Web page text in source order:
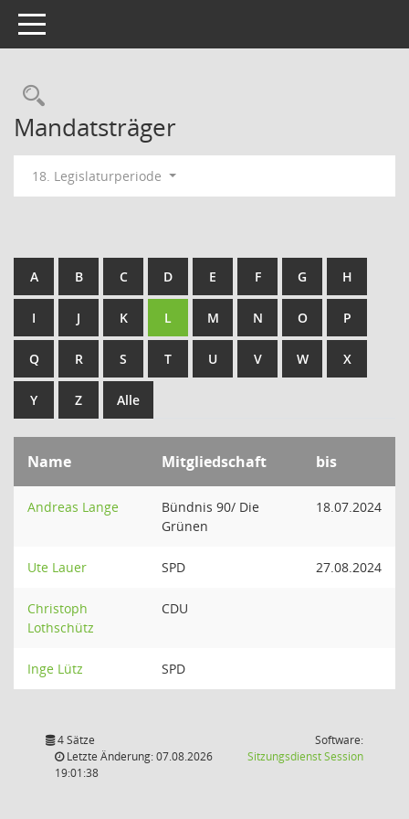
Toggle navigation
Rechercheauswahl
Mandatsträger
18. Legislaturperiode
A B C D E F G H
I J K L M N O P
Q R S T U V W X
Y Z Alle
Name Mitgliedschaft bis
Andreas Lange
Bündnis 90/ Die
Grünen
18.07.2024
Ute Lauer SPD 27.08.2024
Christoph
Lothschütz
CDU
Inge Lütz SPD
4 Sätze
Letzte Änderung: 07.08.2026
19:01:38
Software:
SitzungsdienstSession(Wird in